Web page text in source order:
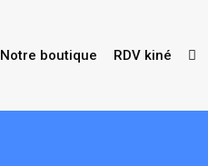
Notre boutique RDV kiné